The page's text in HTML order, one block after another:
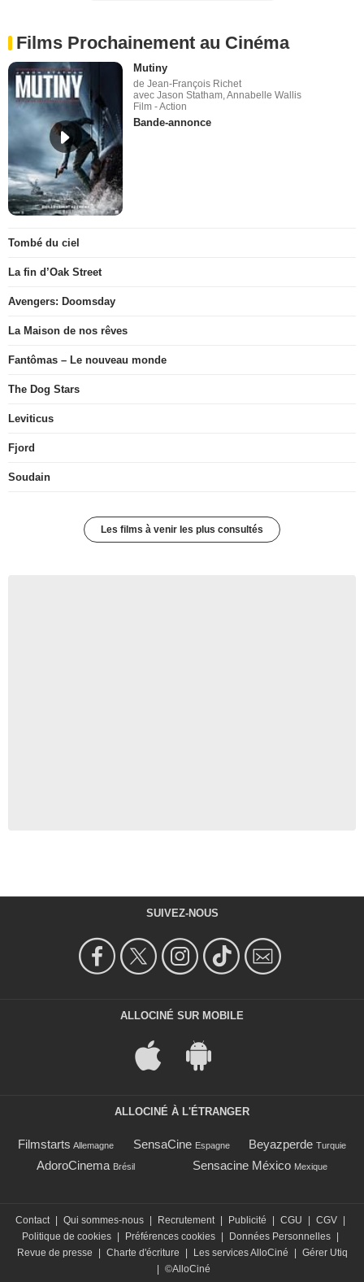
Films Prochainement au Cinéma
Mutiny
de Jean-François Richet
avec Jason Statham, Annabelle Wallis
Film - Action
Bande-annonce
Tombé du ciel
La fin d’Oak Street
Avengers: Doomsday
La Maison de nos rêves
Fantômas – Le nouveau monde
The Dog Stars
Leviticus
Fjord
Soudain
Les films à venir les plus consultés
SUIVEZ-NOUS
ALLOCINÉ SUR MOBILE
ALLOCINÉ À L'ÉTRANGER
Filmstarts Allemagne SensaCine Espagne Beyazperde Turquie
AdoroCinema Brésil Sensacine México Mexique
Contact | Qui sommes-nous | Recrutement | Publicité | CGU | CGV |
Politique de cookies | Préférences cookies | Données Personnelles |
Revue de presse
| Charte d'écriture | Les services AlloCiné | Gérer Utiq
| ©AlloCiné